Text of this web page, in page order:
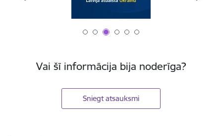
Vai šī informācija bija noderīga?
Sniegt atsauksmi